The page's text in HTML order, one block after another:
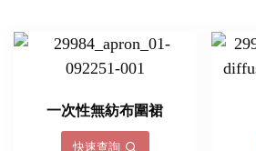
一次性無紡布圍裙
快速查詢